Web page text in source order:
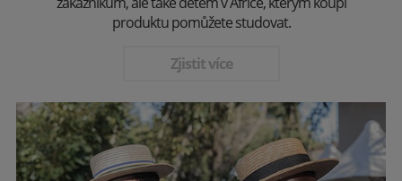
produktu pomůžete studovat.
Zjistit více